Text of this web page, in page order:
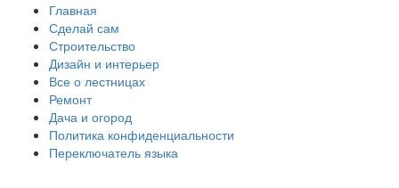
Главная
Сделай сам
Строительство
Дизайн и интерьер
Все о лестницах
Ремонт
Дача и огород
Политика конфиденциальности
Переключатель языка